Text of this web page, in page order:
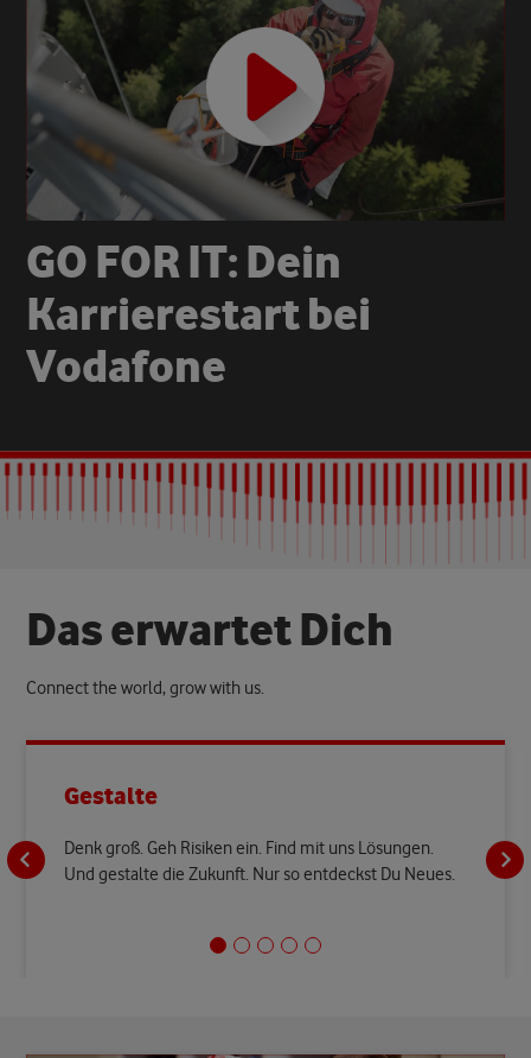
GO FORIT: Dein
Karrierestartbei
Vodafone
DaserwartetDich
Connect the world, grow with us.
Gestalte
Denk groß. Geh Risiken ein. Find mit uns Lösungen.
Und gestalte die Zukunft. Nur so entdeckst Du Neues.